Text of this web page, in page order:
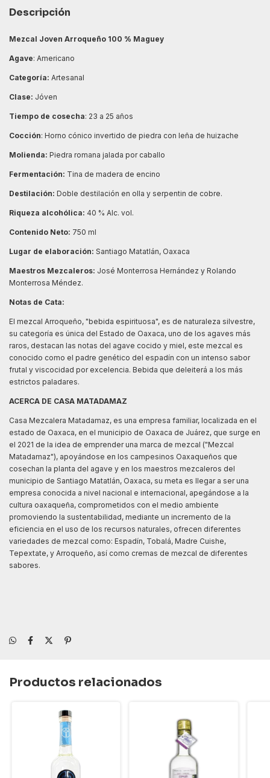
Descripción
Mezcal Joven Arroqueño 100 % Maguey
Agave: Americano
Categoría: Artesanal
Clase: Jóven
Tiempo de cosecha: 23 a 25 años
Cocción: Horno cónico invertido de piedra con leña de huizache
Molienda: Piedra romana jalada por caballo
Fermentación: Tina de madera de encino
Destilación: Doble destilación en olla y serpentin de cobre.
Riqueza alcohólica: 40 % Alc. vol.
Contenido Neto: 750 ml
Lugar de elaboración: Santiago Matatlán, Oaxaca
Maestros Mezcaleros: José Monterrosa Hernández y Rolando
Monterrosa Méndez.
Notas de Cata:
El mezcal Arroqueño, "bebida espirituosa", es de naturaleza silvestre,
su categoría es única del Estado de Oaxaca, uno de los agaves más
raros, destacan las notas del agave cocido y miel, este mezcal es
conocido como el padre genético del espadín con un intenso sabor
frutal y viscocidad por excelencia. Bebida que deleiterá a los más
estrictos paladares.
ACERCA DE CASA MATADAMAZ
Casa Mezcalera Matadamaz, es una empresa familiar, localizada en el
estado de Oaxaca, en el municipio de Oaxaca de Juárez, que surge en
el 2021 de la idea de emprender una marca de mezcal ("Mezcal
Matadamaz"), apoyándose en los campesinos Oaxaqueños que
cosechan la planta del agave y en los maestros mezcaleros del
municipio de Santiago Matatlán, Oaxaca, su meta es llegar a ser una
empresa conocida a nivel nacional e internacional, apegándose a la
cultura oaxaqueña, comprometidos con el medio ambiente
promoviendo la sustentabilidad, mediante un incremento de la
eficiencia en el uso de los recursos naturales, ofrecen diferentes
variedades de mezcal como: Espadín, Tobalá, Madre Cuishe,
Tepextate, y Arroqueño, así como cremas de mezcal de diferentes
sabores.
Productos relacionados